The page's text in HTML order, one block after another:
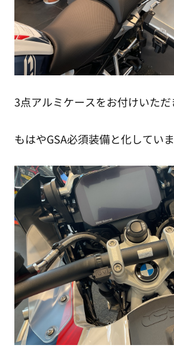
3点アルミケースをお付けいた
もはやGSA必須装備と化してい